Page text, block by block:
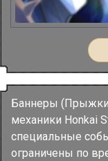
Баннеры
механики Honkai
специальные
ограничены по